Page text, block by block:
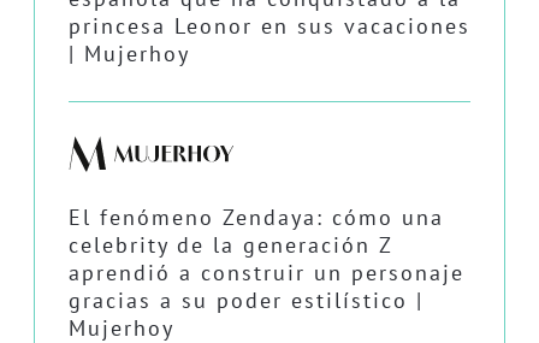
princesa Leonor en sus vacaciones
| Mujerhoy
El fenómeno Zendaya: cómo una
celebrity de la generación Z
aprendió a construir un personaje
gracias a su poder estilístico |
Mujerhoy